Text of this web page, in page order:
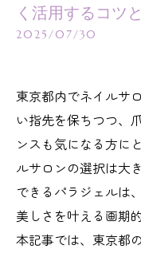
く活用するコツ
2025/07/30
東京都内でネイルサ
い指先を保ちつつ、
ンスも気になる方に
ルサロンの選択は大
できるパラジェルは
美しさを叶える画期
本記事では、東京都